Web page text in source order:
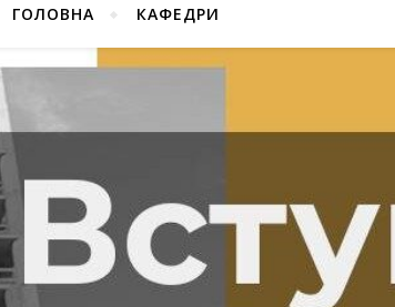
ГОЛОВНА КАФЕДРИ